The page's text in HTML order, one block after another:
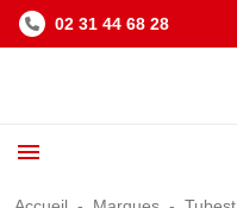
02 31 44 68 28